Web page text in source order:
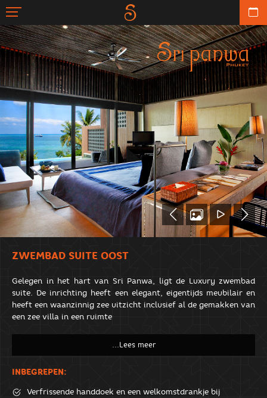
ZWEMBAD SUITE OOST
Gelegen in het hart van Sri Panwa, ligt de Luxury zwembad
suite. De inrichting heeft een elegant, eigentijds meubilair en
heeft een waanzinnig zee uitzicht inclusief al de gemakken van
een zee villa in een ruimte
INBEGREPEN:
Verfrissende handdoek en een welkomstdrankje bij